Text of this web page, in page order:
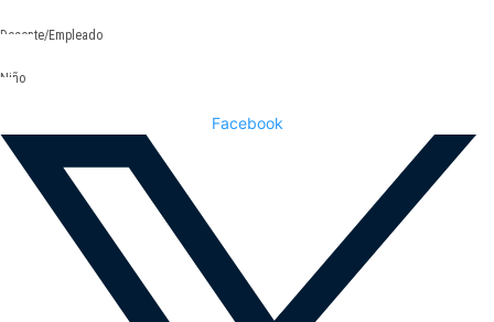
Docente/Empleado
Niño
Facebook